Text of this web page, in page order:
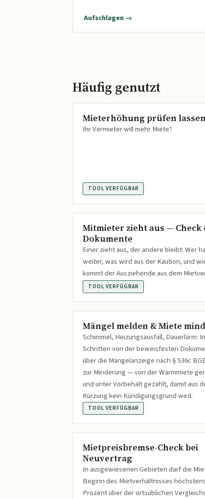
Aufschlagen →
Häufig genutzt
Mieterhöhung prüfen
Ihr Vermieter will mehr Miete?
TOOL VERFÜGBAR
Mitmieter zieht aus — Check
Dokumente
Einer zieht aus, der andere bleibt: Wer
weiter, was wird aus der Kaution, und
kommt der Ausziehende aus dem
TOOL VERFÜGBAR
Mängel melden & Miete
Schimmel, Heizungsausfall, Dauerlärm:
Schritten von der beweisfesten
über die Mängelanzeige nach § 536c
zur Minderung — von der Warmmiete
und unter Vorbehalt gezahlt, damit aus
Kürzung kein Kündigungsgrund wird.
TOOL VERFÜGBAR
Mietpreisbremse-Check bei
Neuvertrag
In ausgewiesenen Gebieten darf die
Beginn des Mietverhältnisses
Prozent über der ortsüblichen